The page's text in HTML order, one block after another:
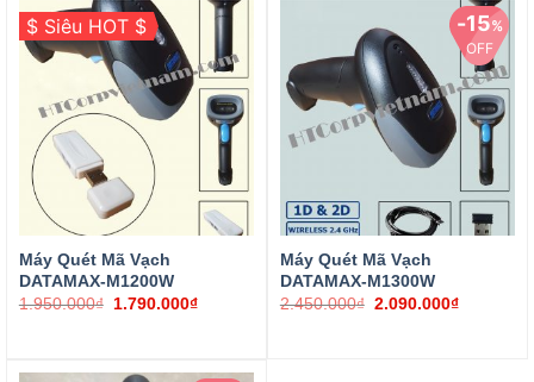
$ Siêu HOT $
Máy Quét Mã Vạch
DATAMAX-M1200W
1.950.000₫ 1.790.000₫
1.950.000 ₫ 1.790.000₫
Đọc mã vạch: 1D
Chế độ quét: tự động hoặc bấm nút.
Giao tiếp : wireless 2.4Ghz
Có thể chịu được va đập tốt khi rơi từ độ cao 1m.
Tốc độ : 300 scan/giây.
15%
OFF
Máy Quét Mã Vạch
DATAMAX-M1300W
2.450.000₫ 2.090.000₫
2.450.000₫ 2.090.000
Đọc mã vạch 1D&2D
Có thể chịu được va đập tốt khi rơi từ độ cao 1m.
Tốc độ : 300 scan/giây
Sản phẩm bao gồm máy, Receiver, Cáp kết nối (vừa kết nối vứa sạc pin cho máy)